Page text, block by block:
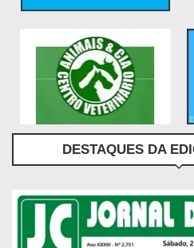
DESTAQUES DA